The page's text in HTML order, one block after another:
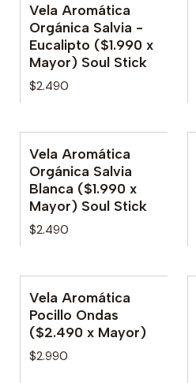
Vela Aromática
Orgánica Salvia -
Eucalipto ($1.990 x
Mayor) Soul Stick
$2.490
Vela Aromática
Orgánica Salvia
Blanca ($1.990 x
Mayor) Soul Stick
$2.490
Vela Aromática
Pocillo Ondas
($2.490 x Mayor)
$2.990